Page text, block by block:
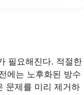
필요해진다. 적절한
에는 노후화된 방수
문제를 미리 제거하